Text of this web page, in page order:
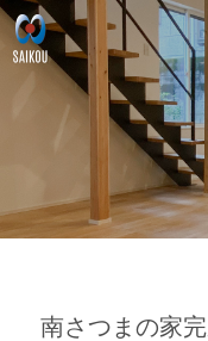
南さつまの家